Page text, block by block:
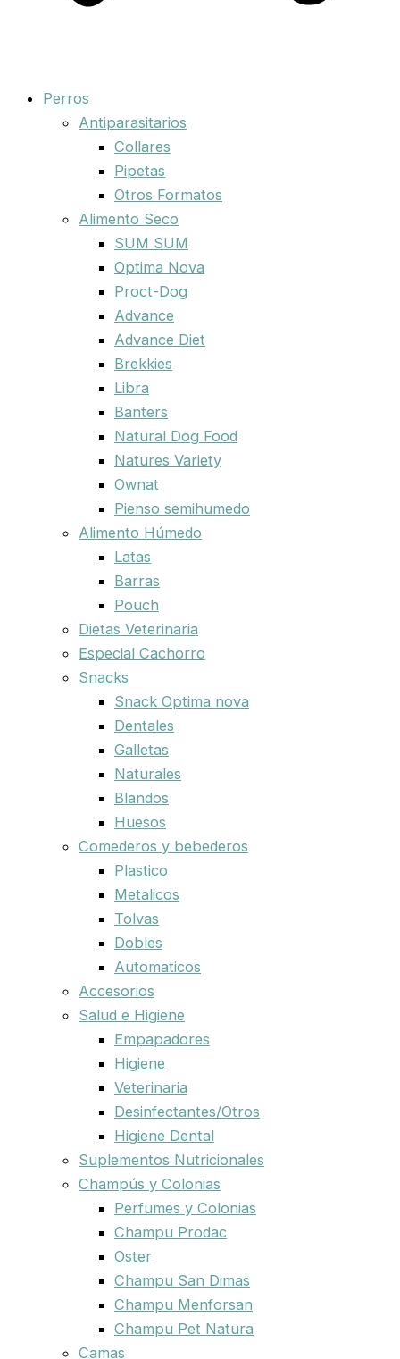
Perros
Antiparasitarios
Collares
Pipetas
Otros Formatos
Alimento Seco
SUM SUM
Optima Nova
Proct-Dog
Advance
Advance Diet
Brekkies
Libra
Banters
Natural Dog Food
Natures Variety
Ownat
Pienso semihumedo
Alimento Húmedo
Latas
Barras
Pouch
Dietas Veterinaria
Especial Cachorro
Snacks
Snack Optima nova
Dentales
Galletas
Naturales
Blandos
Huesos
Comederos y bebederos
Plastico
Metalicos
Tolvas
Dobles
Automaticos
Accesorios
Salud e Higiene
Empapadores
Higiene
Veterinaria
Desinfectantes/Otros
Higiene Dental
Suplementos Nutricionales
Champús y Colonias
Perfumes y Colonias
Champu Prodac
Oster
Champu San Dimas
Champu Menforsan
Champu Pet Natura
Camas